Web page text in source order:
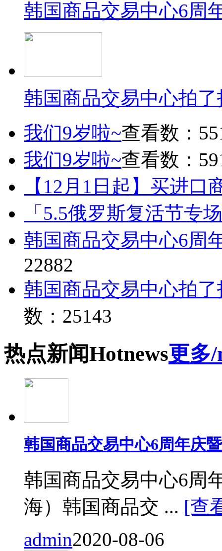
韩国商品交易中心6周
韩国商品交易中心拍
我们9岁啦~查看数：
我们9岁啦~查看数：
【12月1日起】买进口
「5.5俄罗斯复活节专
韩国商品交易中心6周
22882
韩国商品交易中心拍
数：25143
热点新闻Hotnews更多
韩国商品交易中心6周年庆
韩国商品交易中心6周
海）韩国商品交 ... [查
admin2020-08-06